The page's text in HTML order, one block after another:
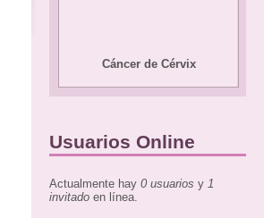
Cáncer de Cérvix
Usuarios Online
Actualmente hay 0 usuarios y 1
invitado en línea.